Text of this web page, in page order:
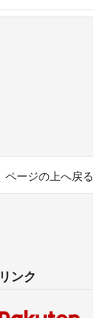
ページの上へ戻る
リンク